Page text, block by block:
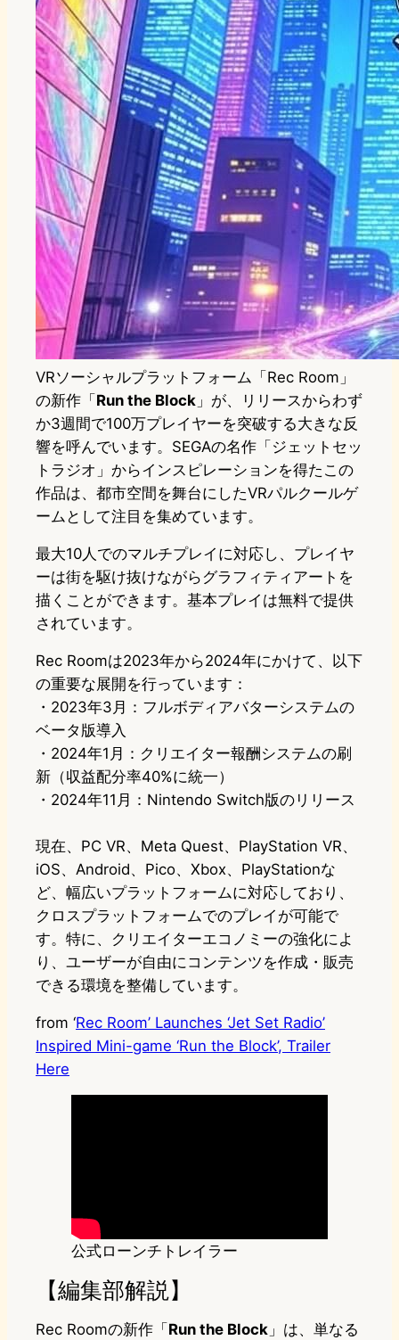
VRソーシャルプラットフォーム「Rec Room」
の新作「 Run the Block 」が、リリースからわず
か3週間で100万プレイヤーを突破する大きな反
響を呼んでいます。SEGAの名作「ジェットセッ
トラジオ」からインスピレーションを得たこの
作品は、都市空間を舞台にしたVRパルクールゲ
ームとして注目を集めています。
最大10人でのマルチプレイに対応し、プレイヤ
ーは街を駆け抜けながらグラフィティアートを
描くことができます。基本プレイは無料で提供
されています。
Rec Roomは2023年から2024年にかけて、以下
の重要な展開を行っています：
・2023年3月：フルボディアバターシステムの
ベータ版導入
・2024年1月：クリエイター報酬システムの刷
新（収益配分率40%に統一）
・2024年11月：Nintendo Switch版のリリース
現在、PC VR、Meta Quest、PlayStation VR、
iOS、Android、Pico、Xbox、PlayStationな
ど、幅広いプラットフォームに対応しており、
クロスプラットフォームでのプレイが可能で
す。特に、クリエイターエコノミーの強化によ
り、ユーザーが自由にコンテンツを作成・販売
できる環境を整備しています。
from ‘Rec Room’ Launches ‘Jet Set Radio’
Inspired Mini-game ‘Run the Block’, Trailer
Here
公式ローンチトレイラー
【編集部解説】
Rec Roomの新作「 Run the Block 」は、単なる